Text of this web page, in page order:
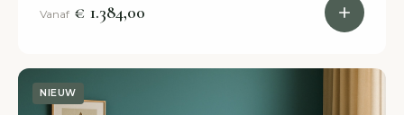
Vanaf € 1.384,00
NIEUW